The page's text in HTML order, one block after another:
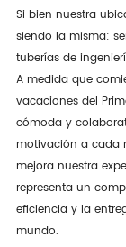
Si bien nuestra
siendo la misma:
tuberías de
A medida que
vacaciones del
cómoda y
motivación a cada
mejora nuestra
representa un
eficiencia y la
mundo.